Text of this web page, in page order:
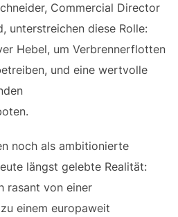
Commercial Director
unterstreichen diese Rolle:
Hebel, um Verbrennerflotten
und eine wertvolle
noch als ambitionierte
längst gelebte Realität:
rasant von einer
einem europaweit